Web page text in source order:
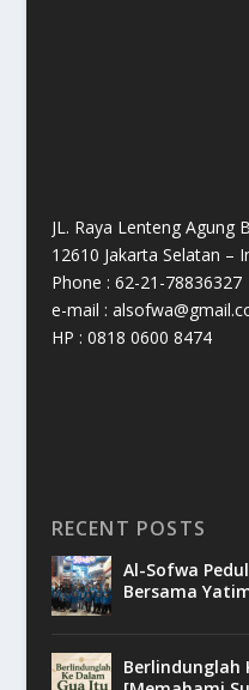
JL. Raya Lenteng Agung
12610 Jakarta Selatan –
Phone : 62-21-78836327
e-mail :
HP : 0818 0600 8474
RECENT POSTS
Al-Sofwa
Bersama
Berlindunglah